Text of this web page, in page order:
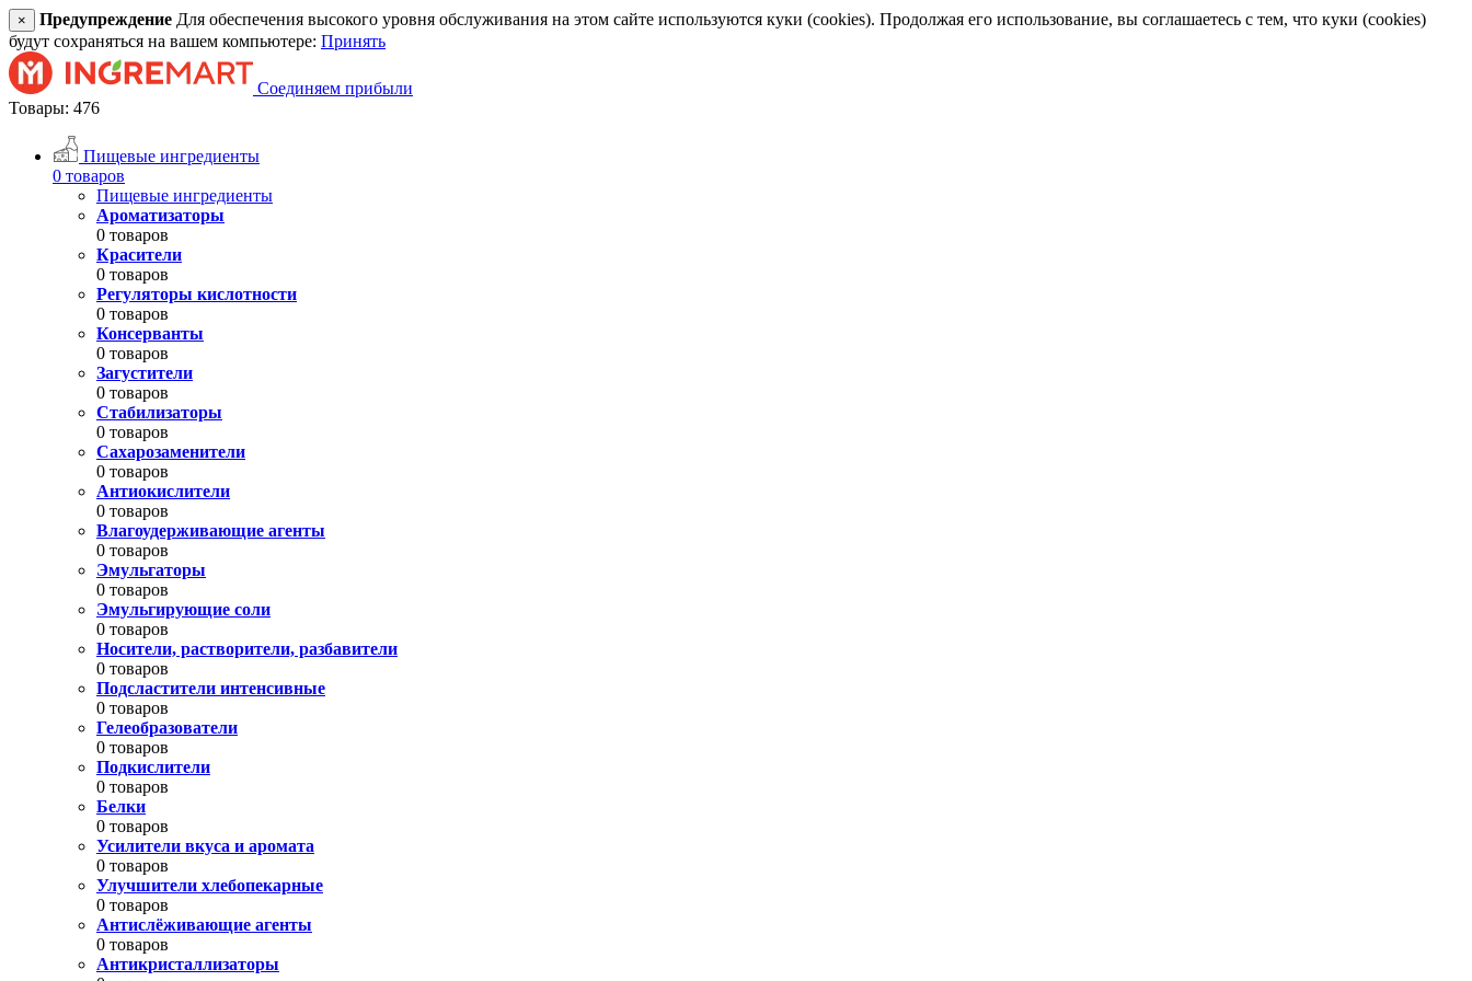
× Предупреждение Для обеспечения высокого уровня обслуживания на этом сайте используются куки (cookies). Продолжая его использование, вы соглашаетесь с тем, что куки (cookies)
будут сохраняться на вашем компьютере: Принять
Соединяем прибыли
Товары: 476
Пищевые ингредиенты
0 товаров
Пищевые ингредиенты
Ароматизаторы
0 товаров
Красители
0 товаров
Регуляторы кислотности
0 товаров
Консерванты
0 товаров
Загустители
0 товаров
Стабилизаторы
0 товаров
Сахарозаменители
0 товаров
Антиокислители
0 товаров
Влагоудерживающие агенты
0 товаров
Эмульгаторы
0 товаров
Эмульгирующие соли
0 товаров
Носители, растворители, разбавители
0 товаров
Подсластители интенсивные
0 товаров
Гелеобразователи
0 товаров
Подкислители
0 товаров
Белки
0 товаров
Усилители вкуса и аромата
0 товаров
Улучшители хлебопекарные
0 товаров
Антислёживающие агенты
0 товаров
Антикристаллизаторы